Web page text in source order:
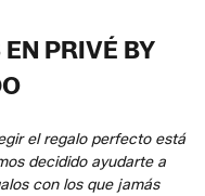
PRIVÉ BY
el regalo perfecto está
decidido ayudarte a
con los que jamás